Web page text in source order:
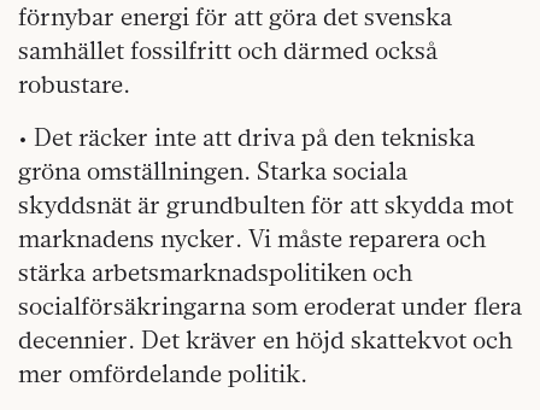
förnybar energi för att göra det svenska
samhället fossilfritt och därmed också
robustare.
• Det räcker inte att driva på den tekniska
gröna omställningen. Starka sociala
skyddsnät är grundbulten för att skydda mot
marknadens nycker. Vi måste reparera och
stärka arbetsmarknadspolitiken och
socialförsäkringarna som eroderat under flera
decennier. Det kräver en höjd skattekvot och
mer omfördelande politik.